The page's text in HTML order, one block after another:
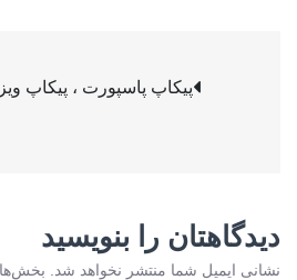
پیکاپ
شنگن
راهبری
پیکاپ پاسپورت ، پیکاپ
دیدگاهتان را بنویسید
نشانی ایمیل شما منتشر نخواهد شد.